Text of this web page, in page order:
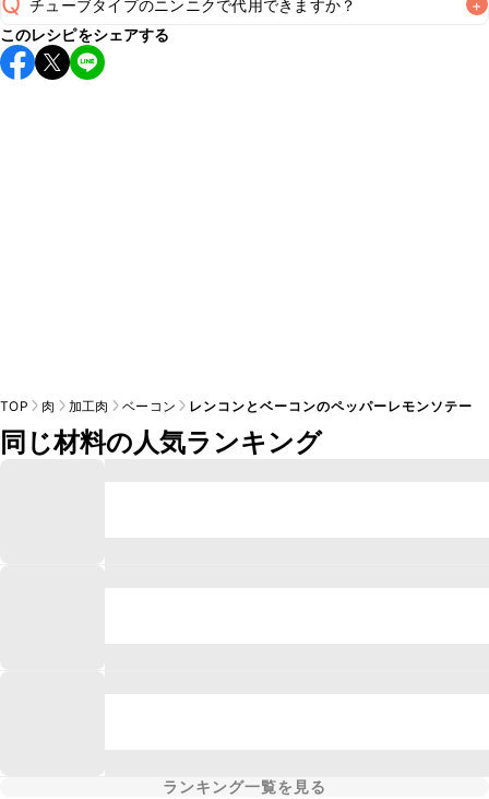
A
保存期間は冷蔵で翌日中が目安です。なるべくお早めにお召
し上がりください。
※日持ちは目安です。
チューブタイプのニンニクで代用できますか？ +
A
チューブタイプのニンニクを使用してもお作りいただけま
す。小さじ1を目安に加え、お好みの風味になるようご調節く
このレシピをシェアする
TOP 肉 加工肉 ベーコン レンコンとベーコンのペッパーレモンソテー
同じ材料の人気ランキング
ランキング一覧を見る